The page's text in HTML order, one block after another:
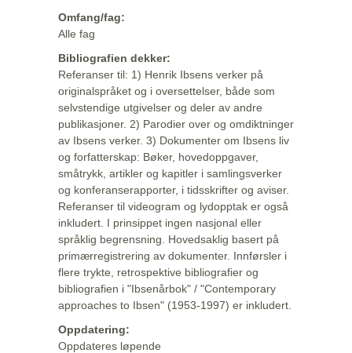
Omfang/fag:
Alle fag
Bibliografien dekker:
Referanser til: 1) Henrik Ibsens verker på
originalspråket og i oversettelser, både som
selvstendige utgivelser og deler av andre
publikasjoner. 2) Parodier over og omdiktninger
av Ibsens verker. 3) Dokumenter om Ibsens liv
og forfatterskap: Bøker, hovedoppgaver,
småtrykk, artikler og kapitler i samlingsverker
og konferanserapporter, i tidsskrifter og aviser.
Referanser til videogram og lydopptak er også
inkludert. I prinsippet ingen nasjonal eller
språklig begrensning. Hovedsaklig basert på
primærregistrering av dokumenter. Innførsler i
flere trykte, retrospektive bibliografier og
bibliografien i "Ibsenårbok" / "Contemporary
approaches to Ibsen" (1953-1997) er inkludert.
Oppdatering:
Oppdateres løpende